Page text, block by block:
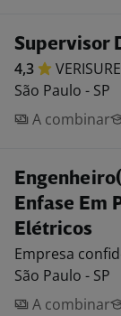
Supervisor
4,3 VERISURE
São Paulo - SP
A combinar
Enfase Em
Elétricos
Empresa
São Paulo - SP
A combinar